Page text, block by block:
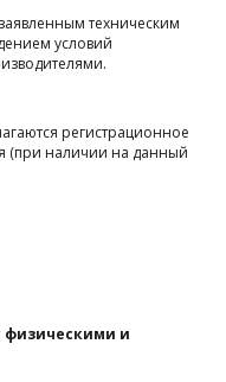
техническим
условий
регистрационное
(при наличии на данный
физическими и